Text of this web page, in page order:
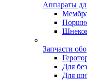
Аппараты
Запчасти
Для
Для